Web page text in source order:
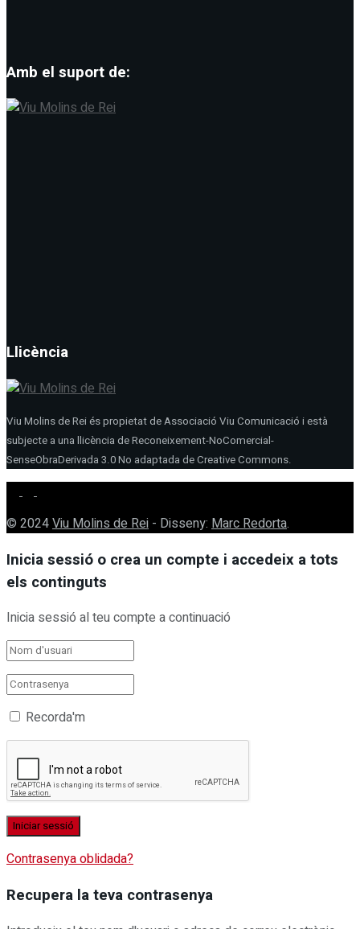
Amb el suport de:
Llicència
Viu Molins de Rei és propietat de Associació Viu Comunicació i està
subjecte a una llicència de Reconeixement-NoComercial-
SenseObraDerivada 3.0 No adaptada de Creative Commons.
© 2024Viu Molins de Rei - Disseny: Marc Redorta.
Inicia sessió o crea un compte i accedeix a tots
els continguts
Inicia sessió al teu compte a continuació
Recorda'm
Contrasenya oblidada?
Recupera la teva contrasenya